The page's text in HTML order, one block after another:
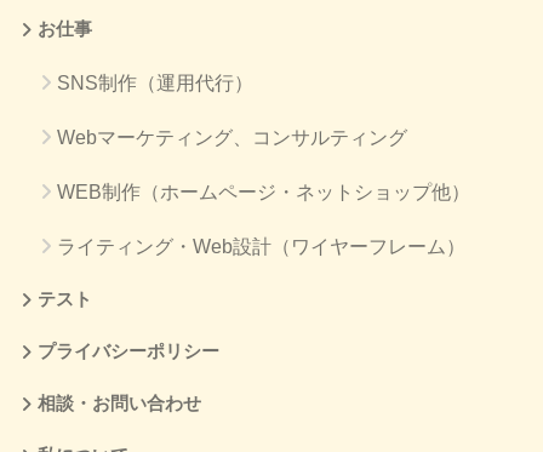
お仕事
SNS制作（運用代行）
Webマーケティング、コンサルティング
WEB制作（ホームページ・ネットショップ他）
ライティング・Web設計（ワイヤーフレーム）
テスト
プライバシーポリシー
相談・お問い合わせ